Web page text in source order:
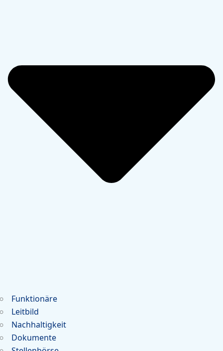
Funktionäre
Leitbild
Nachhaltigkeit
Dokumente